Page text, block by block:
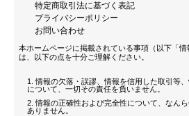
特定商取引法に基づく表記
プライバシーポリシー
お問い合わせ
本ホームページに掲載されている事項（以下「
は、以下の点を十分ご理解ください。
情報の欠落・誤謬、情報を信用した取引等
について、一切その責任を負いません。
情報の正確性および完全性について、なん
ありません。